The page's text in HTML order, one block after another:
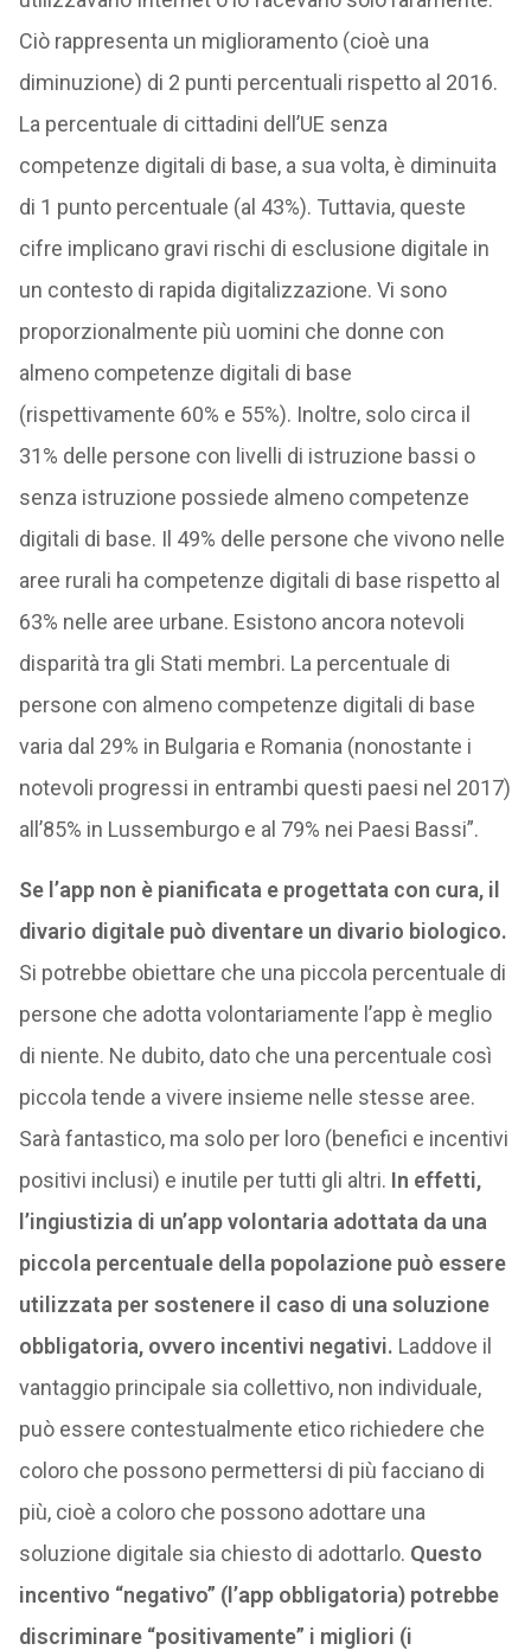
Ciò rappresenta un miglioramento (cioè una
diminuzione) di 2 punti percentuali rispetto al 2016.
La percentuale di cittadini dell’UE senza
competenze digitali di base, a sua volta, è diminuita
di 1 punto percentuale (al 43%). Tuttavia, queste
cifre implicano gravi rischi di esclusione digitale in
un contesto di rapida digitalizzazione. Vi sono
proporzionalmente più uomini che donne con
almeno competenze digitali di base
(rispettivamente 60% e 55%). Inoltre, solo circa il
31% delle persone con livelli di istruzione bassi o
senza istruzione possiede almeno competenze
digitali di base. Il 49% delle persone che vivono nelle
aree rurali ha competenze digitali di base rispetto al
63% nelle aree urbane. Esistono ancora notevoli
disparità tra gli Stati membri. La percentuale di
persone con almeno competenze digitali di base
varia dal 29% in Bulgaria e Romania (nonostante i
notevoli progressi in entrambi questi paesi nel 2017)
all’85% in Lussemburgo e al 79% nei Paesi Bassi”.
Se l’app non è pianificata e progettata con cura, il
divario digitale può diventare un divario biologico.
Si potrebbe obiettare che una piccola percentuale di
persone che adotta volontariamente l’app è meglio
di niente. Ne dubito, dato che una percentuale così
piccola tende a vivere insieme nelle stesse aree.
Sarà fantastico, ma solo per loro (benefici e incentivi
positivi inclusi) e inutile per tutti gli altri. In effetti,
l’ingiustizia di un’app volontaria adottata da una
piccola percentuale della popolazione può essere
utilizzata per sostenere il caso di una soluzione
obbligatoria, ovvero incentivi negativi. Laddove il
vantaggio principale sia collettivo, non individuale,
può essere contestualmente etico richiedere che
coloro che possono permettersi di più facciano di
più, cioè a coloro che possono adottare una
soluzione digitale sia chiesto di adottarlo. Questo
incentivo “negativo” (l’app obbligatoria) potrebbe
discriminare “positivamente” i migliori (i